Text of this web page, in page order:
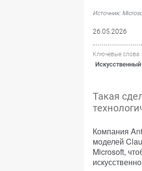
Источник:
26.05.2026
Ключевые слова :
Искусственный
Такая
Компания
моделей
Microsoft,